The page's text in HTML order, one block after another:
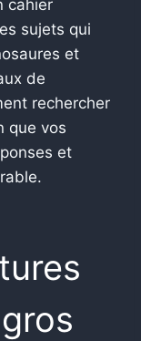
cahier
sujets qui
et
de
rechercher
que vos
et